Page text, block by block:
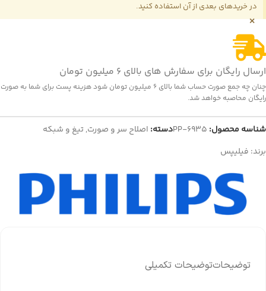
در خریدهای بعدی از آن استفاده کنید.
×
ارسال رایگان برای سفارش های بالای 6 میلیون تومان
چنان چه جمع صورت حساب شما بالای 6 میلیون تومان شود هزینه پست برای شما به صورت
رایگان محاصبه خواهد شد.
شناسه محصول: PP-6935دسته: اصلاح سر و صورت,تیغ و شبکه
برند: فیلیپس
توضیحاتتوضیحات تکمیلی